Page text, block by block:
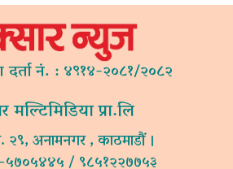
दर्ता नं. : ४९१४-२०८१/२०८२
मल्टिमिडिया प्रा.लि
२९, अनामनगर , काठमाडौं ।